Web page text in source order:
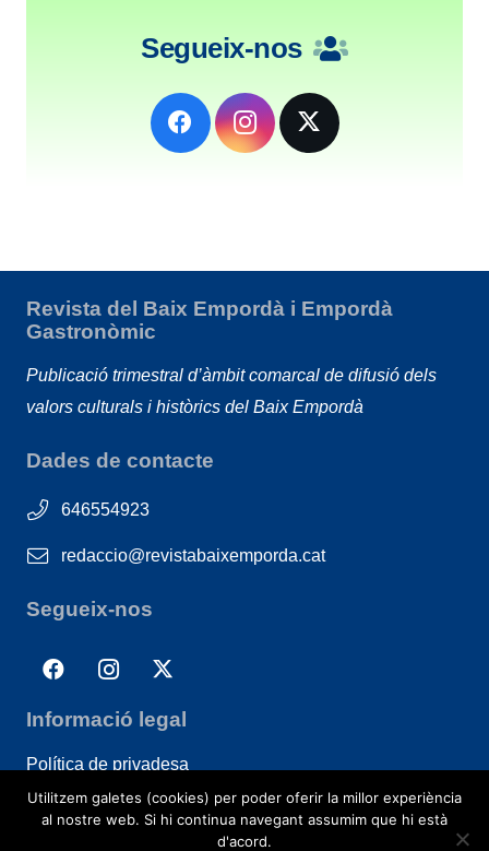
Segueix-nos
Revista del Baix Empordà i Empordà
Gastronòmic
Publicació trimestral d’àmbit comarcal de difusió dels
valors culturals i històrics del Baix Empordà
Dades de contacte
646554923
redaccio@revistabaixemporda.cat
Segueix-nos
Informació legal
Política de privadesa
Utilitzem galetes (cookies) per poder oferir la millor experiència
al nostre web. Si hi continua navegant assumim que hi està
d'acord.